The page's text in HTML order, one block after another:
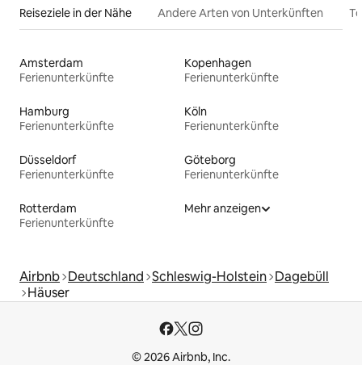
Reiseziele in der Nähe Andere Arten von Unterkünften
Amsterdam
Ferienunterkünfte
Kopenhagen
Ferienunterkünfte
Hamburg
Ferienunterkünfte
Köln
Ferienunterkünfte
Düsseldorf
Ferienunterkünfte
Göteborg
Ferienunterkünfte
Rotterdam
Ferienunterkünfte
Mehr anzeigen
Airbnb Deutschland Schleswig-Holstein Dagebüll
Häuser
© 2026 Airbnb, Inc.